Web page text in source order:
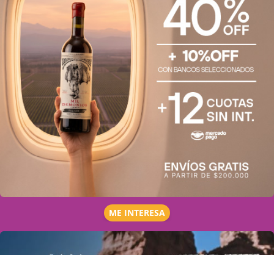
ME INTERESA